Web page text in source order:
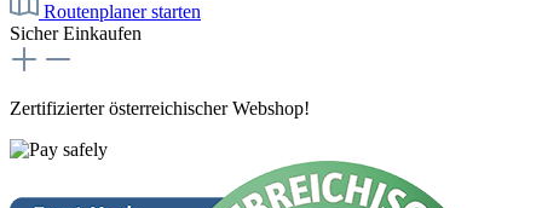
Routenplaner starten
Sicher Einkaufen
Zertifizierter österreichischer Webshop!